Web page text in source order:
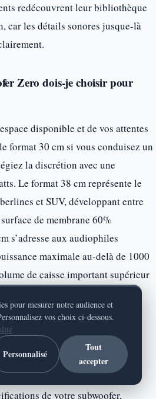
redécouvrent leur bibliothèque
car les détails sonores jusque-là
Zero dois-je choisir pour
disponible et de vos attentes
format 30 cm si vous conduisez un
la discrétion avec une
Le format 38 cm représente le
et SUV, développant entre
de membrane 60%
s’adresse aux audiophiles
maximale au-delà de 1000
de caisse important supérieur
pour optimiser mon
amplificateur dont la puissance
de votre subwoofer,
pour mesurer notre audience et
vos choix ci-dessous.
Personnalisé
Tout
accepter